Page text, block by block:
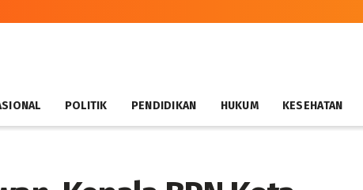
POLITIK PENDIDIKAN HUKUM KESEHATAN